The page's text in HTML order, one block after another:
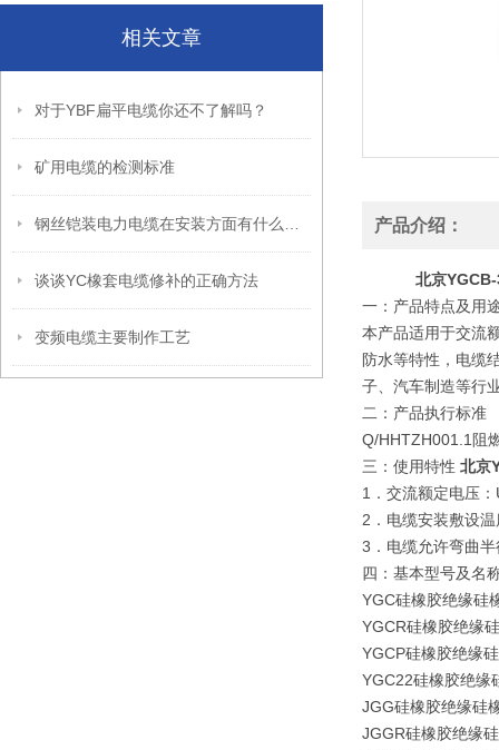
相关文章
对于YBF扁平电缆你还不了解吗？
矿用电缆的检测标准
谈谈YC橡套电缆修补的正确方法
变频电缆主要制作工艺
产品介绍：
北京
一：产品特点及用
本产品适用于交流
防水等特性，电缆
子、汽车制造等行
二：产品执行标准
Q/HHTZH001.1阻
三：使用特性 北京
1．交流额定电压
2．电缆安装敷设
3．电缆允许弯曲
四：基本型号及名
YGC硅橡胶绝缘硅
YGCR硅橡胶绝缘
YGCP硅橡胶绝缘
YGC22硅橡胶绝缘
JGG硅橡胶绝缘硅
JGGR硅橡胶绝缘